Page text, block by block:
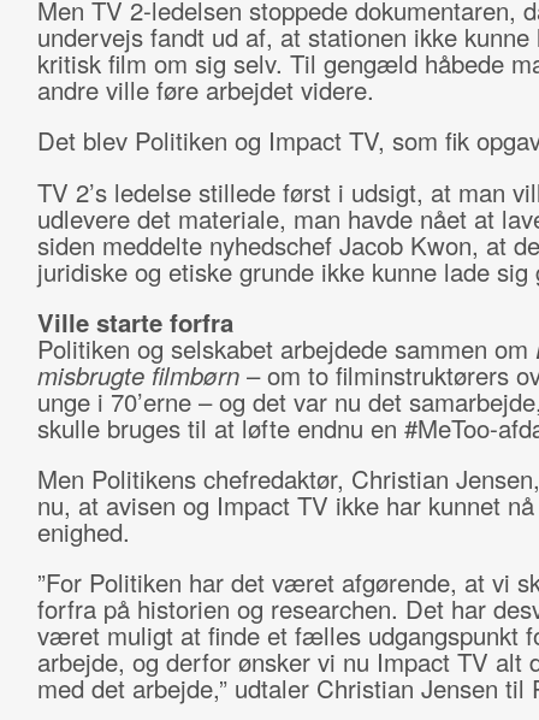
Men TV 2-ledelsen stoppede dokumentaren,
undervejs fandt ud af, at stationen ikke kunne
kritisk film om sig selv. Til gengæld håbede
andre ville føre arbejdet videre.
Det blev Politiken og Impact TV, som fik
TV 2’s ledelse stillede først i udsigt, at man
udlevere det materiale, man havde nået at
siden meddelte nyhedschef Jacob Kwon, at
juridiske og etiske grunde ikke kunne lade sig
Ville starte forfra
Politiken og selskabet arbejdede sammen om
misbrugte filmbørn– om to filminstruktørers
unge i 70’erne – og det var nu det
skulle bruges til at løfte endnu en #MeToo-
Men Politikens chefredaktør, Christian
nu, at avisen og Impact TV ikke har kunnet
enighed.
”For Politiken har det været afgørende, at vi
forfra på historien og researchen. Det har
været muligt at finde et fælles udgangspunkt
arbejde, og derfor ønsker vi nu Impact TV alt
med det arbejde,” udtaler Christian Jensen til